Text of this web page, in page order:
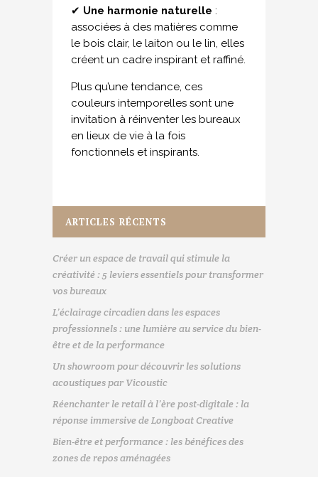
✔ Une harmonie naturelle :
associées à des matières comme
le bois clair, le laiton ou le lin, elles
créent un cadre inspirant et raffiné.
Plus qu’une tendance, ces
couleurs intemporelles sont une
invitation à réinventer les bureaux
en lieux de vie à la fois
fonctionnels et inspirants.
ARTICLES RÉCENTS
Créer un espace de travail qui stimule la
créativité : 5 leviers essentiels pour transformer
vos bureaux
L’éclairage circadien dans les espaces
professionnels : une lumière au service du bien-
être et de la performance
Un showroom pour découvrir les solutions
acoustiques par Vicoustic
Réenchanter le retail à l’ère post-digitale : la
réponse immersive de Longboat Creative
Bien-être et performance : les bénéfices des
zones de repos aménagées